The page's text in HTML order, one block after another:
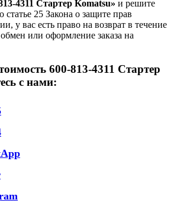
4311 Стартер Komatsu» и решите
статье 25 Закона о защите прав
у вас есть право на возврат в течение
или оформление заказа на
600-813-4311 Стартер
с нами: